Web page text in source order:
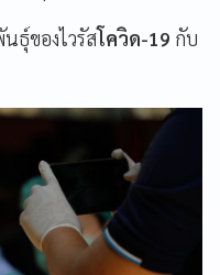
ธุ์ของไวรัสโควิด-19 กับ